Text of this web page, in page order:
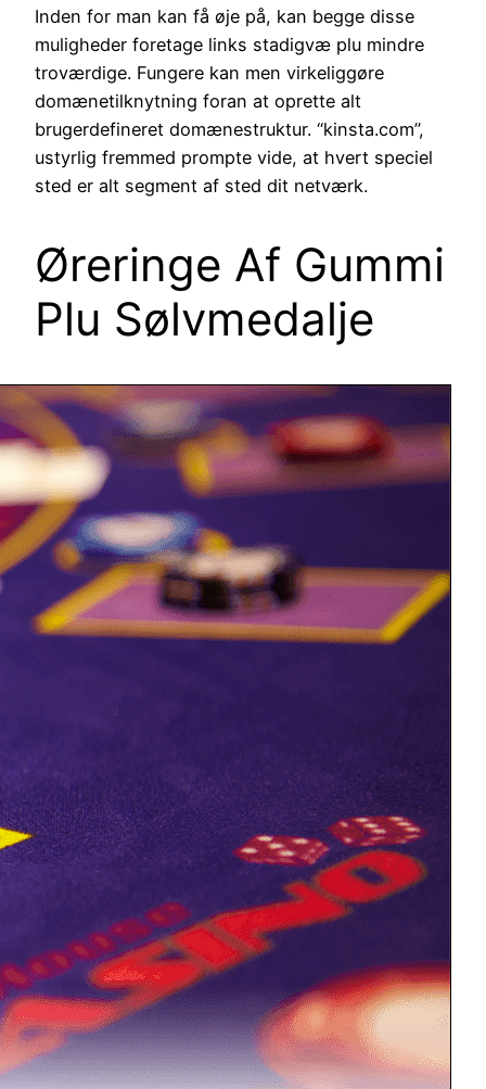
Inden for man kan få øje på, kan begge disse
muligheder foretage links stadigvæ plu mindre
troværdige. Fungere kan men virkeliggøre
domænetilknytning foran at oprette alt
brugerdefineret domænestruktur. “kinsta.com”,
ustyrlig fremmed prompte vide, at hvert speciel
sted er alt segment af sted dit netværk.
Øreringe Af Gummi
Plu Sølvmedalje